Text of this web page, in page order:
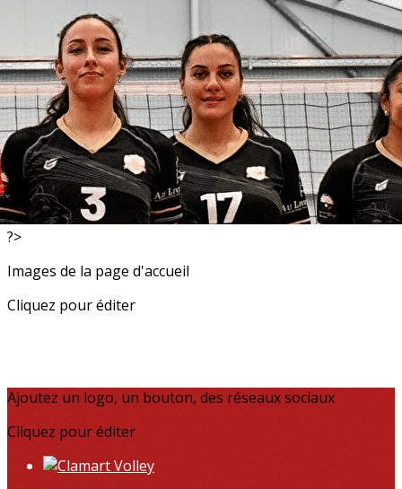
Exporter les lignes sélectionnées
Exporter toutes les colonnes
Exporter uniquement les colonnes affichées
Menu
<
Resultats
Actualités
?>
Images de la page d'accueil
Cliquez pour éditer
Ajoutez un logo, un bouton, des réseaux sociaux
Cliquez pour éditer